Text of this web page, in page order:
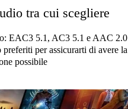
tra cui scegliere
EAC3 5.1, AC3 5.1 e AAC
per assicurarti di avere la
possibile